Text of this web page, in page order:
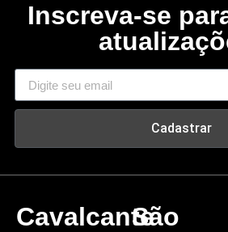
Inscreva-se
Cadastrar
CavalcanteSão